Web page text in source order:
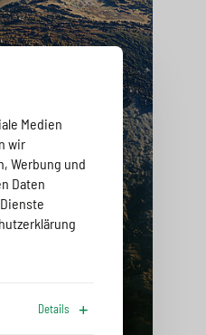
Medien
wir
Werbung und
Daten
Details